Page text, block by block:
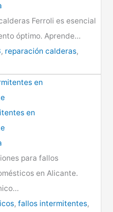
Ferroli es esencial
óptimo. Aprende…
, reparación calderas,
en
para fallos
en Alicante.
, fallos intermitentes,